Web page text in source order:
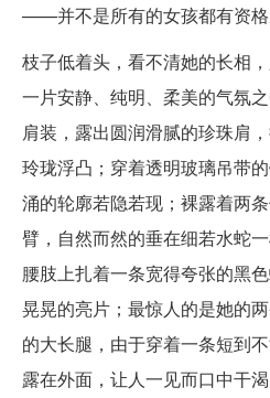
——并不是所有的女孩都有资格
枝子低着头，看不清她的长相
一片安静、纯明、柔美的气氛
肩装，露出圆润滑腻的珍珠肩
玲珑浮凸；穿着透明玻璃吊带
涌的轮廓若隐若现；裸露着两
臂，自然而然的垂在细若水蛇
腰肢上扎着一条宽得夸张的黑
晃晃的亮片；最惊人的是她的
的大长腿，由于穿着一条短到
露在外面，让人一见而口中干